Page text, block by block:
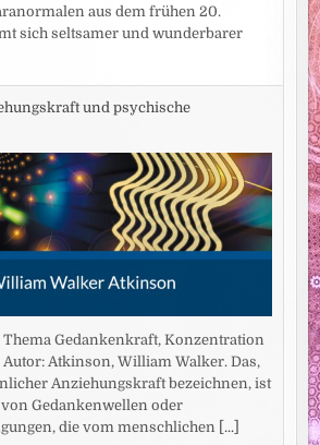
aus dem frühen 20.
sich seltsamer und wunderbarer
und psychische
Thema Gedankenkraft, Konzentration
Atkinson, William Walker. Das,
Anziehungskraft bezeichnen, ist
Gedankenwellen oder
die vom menschlichen [...]